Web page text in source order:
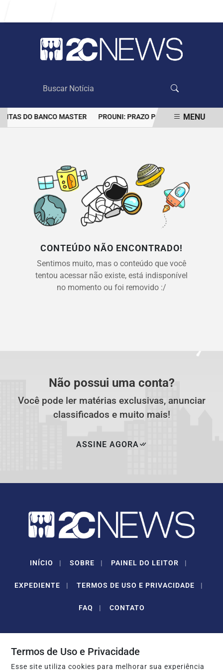
DO BANCO MASTER PROUNI: PRAZO PARA COMPROVAR
MENU
CONTEÚDO NÃO ENCONTRADO!
Sentimos muito, mas o conteúdo que você
tentou acessar não existe, está indisponível
no momento ou foi removido :/
Não possui uma conta?
Você pode ler matérias exclusivas, anunciar
classificados e muito mais!
ASSINE AGORA
INÍCIO | SOBRE | PAINEL DO LEITOR |
EXPEDIENTE | TERMOS DE USO E PRIVACIDADE |
FAQ | CONTATO
Termos de Uso e Privacidade
Esse site utiliza cookies para melhorar sua experiência